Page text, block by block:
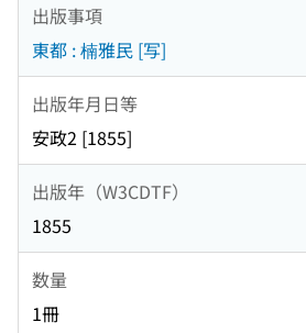
出版事項
東都 : 楠雅民 [写]
出版年月日等
安政2 [1855]
出版年（W3CDTF）
1855
数量
1冊